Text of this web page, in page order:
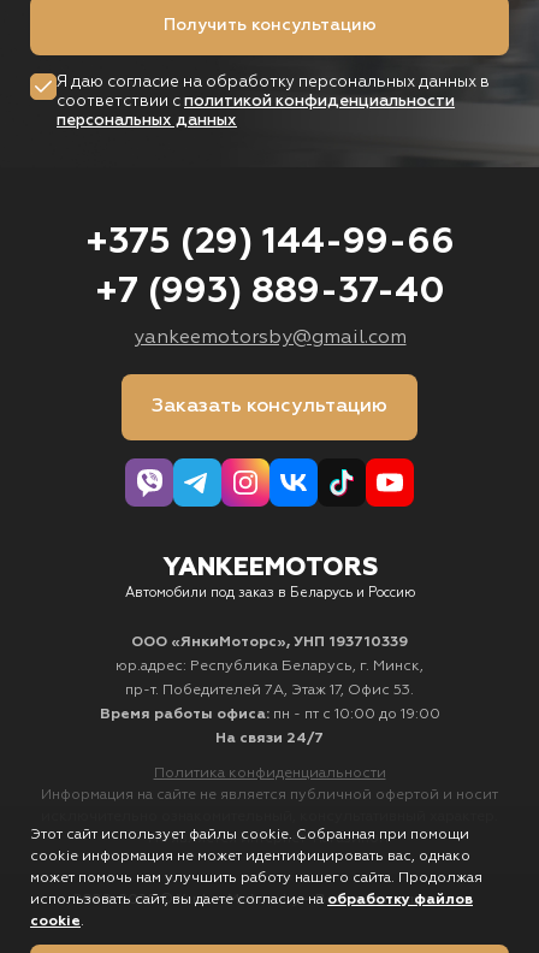
Получить консультацию
Я даю согласие на обработку персональных данных в
соответствии с политикой конфиденциальности
персональных данных
+375 (29) 144-99-66
+7 (993) 889-37-40
yankeemotorsby@gmail.com
Заказать консультацию
YANKEEMOTORS
Автомобили под заказ в Беларусь и Россию
ООО «ЯнкиМоторс», УНП 193710339
юр.адрес: Республика Беларусь, г. Минск,
пр-т. Победителей 7А, Этаж 17, Офис 53.
Время работы офиса: пн - пт с 10:00 до 19:00
На связи 24/7
Политика конфиденциальности
Информация на сайте не является публичной офертой и носит
Не является интернет-магазином.
2020-2026 © YankeeMotors.by - Все права защищены
Этот сайт использует файлы cookie. Собранная при помощи
cookie информация не может идентифицировать вас, однако
может помочь нам улучшить работу нашего сайта. Продолжая
использовать сайт, вы даете согласие на обработку файлов
cookie.